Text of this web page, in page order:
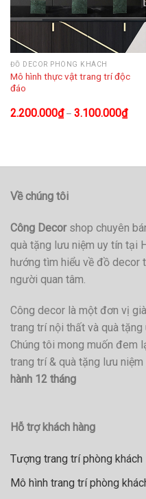
ĐỒ DECOR PHÒNG KHÁCH
Mô hình thực vật trang trí độc
đáo
2.200.000₫– 3.100.000₫
Về chúng tôi
Công Decorshop chuyên
quà tặng lưu niệm uy tín tại
hướng tìm hiểu về đồ decor
người quan tâm.
Công decor là một đơn vị
trang trí nội thất và quà
Chúng tôi mong muốn đem
trang trí & quà tặng lưu
hành 12 tháng
Hỗ trợ khách hàng
Tượng trang trí phòng khách
Mô hình trang trí phòng